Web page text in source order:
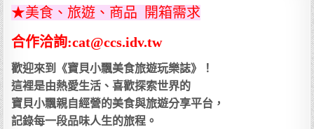
★美食、旅遊、商品 開箱需求
合作洽詢:cat@ccs.idv.tw
歡迎來到《寶貝小飄美食旅遊玩樂誌》！
這裡是由熱愛生活、喜歡探索世界的
寶貝小飄親自經營的美食與旅遊分享平台，
記錄每一段品味人生的旅程。